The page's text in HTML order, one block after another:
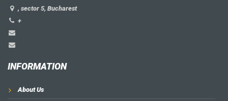
, sector 5, Bucharest
+
INFORMATION
About Us